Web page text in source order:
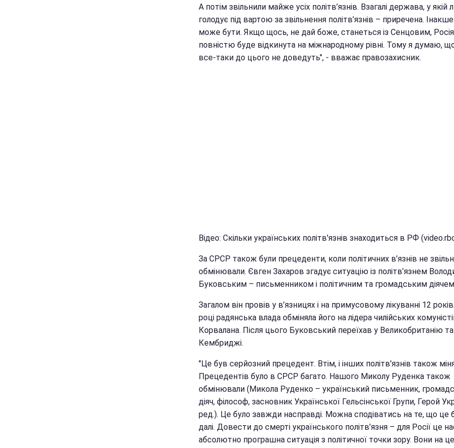
А потім звільнили майже усіх політв’язнів. Взагалі держава, у якій
голодує під вартою за звільнення політв’язнів – приречена.
може бути. Якщо щось, не дай боже, станеться із Сенцовим,
повністю буде відкинута на міжнародному рівні. Тому я думаю,
все-таки до цього не доведуть", - вважає правозахисник.
Відео: Скільки українських політв'язнів знаходиться в РФ
За СРСР також були прецеденти, коли політичних в’язнів не
обмінювали. Євген Захаров згадує ситуацію із політв’язнем
Буковським – письменником і політичним та громадським
Загалом він провів у в’язницях і на примусовому лікуванні 12
році радянська влада обміняла його на лідера чилійських
Корвалана. Після цього Буковський переїхав у Великобританію
Кембриджі.
"Це був серйозний прецедент. Втім, і інших політв'язнів також
Прецедентів було в СРСР багато. Нашого Миколу Руденка також
обмінювали (Микола Руденко – український письменник,
діяч, філософ, засновник Української Гельсінської Групи, Герой
ред.). Це було завжди насправді. Можна сподіватись на те, що це
далі. Довести до смерті українського політв’язня – для Росії це
абсолютно програшна ситуація з політичної точки зору. Вони на